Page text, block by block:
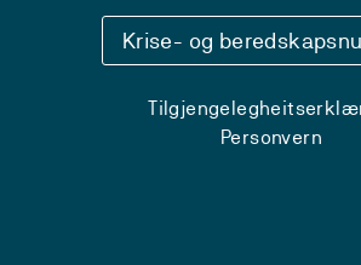
Krise- og
Personvern